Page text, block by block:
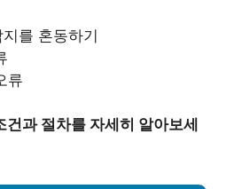
를 혼동하기
류
과 절차를 자세히 알아보세